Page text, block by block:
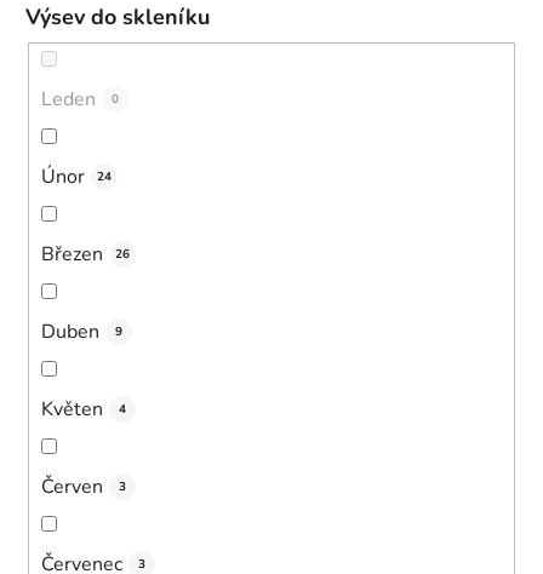
Výsev do skleníku
Leden 0
Únor 24
Březen 26
Duben 9
Květen 4
Červen 3
Červenec 3